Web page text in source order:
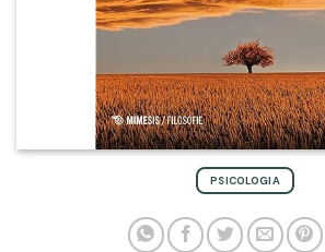
PSICOLOGIA